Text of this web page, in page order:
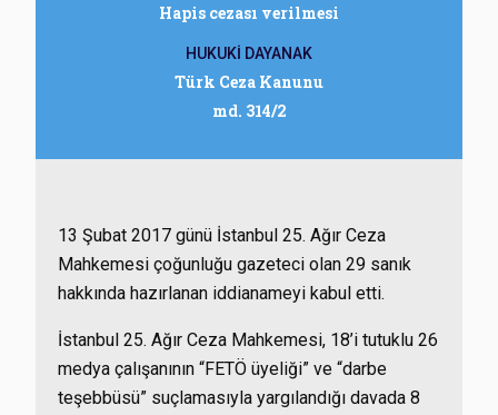
Hapis cezası verilmesi
HUKUKİ DAYANAK
Türk Ceza Kanunu
md. 314/2
13 Şubat 2017 günü İstanbul 25. Ağır Ceza
Mahkemesi çoğunluğu gazeteci olan 29 sanık
hakkında hazırlanan iddianameyi kabul etti.
İstanbul 25. Ağır Ceza Mahkemesi, 18’i tutuklu 26
medya çalışanının “FETÖ üyeliği” ve “darbe
teşebbüsü” suçlamasıyla yargılandığı davada 8